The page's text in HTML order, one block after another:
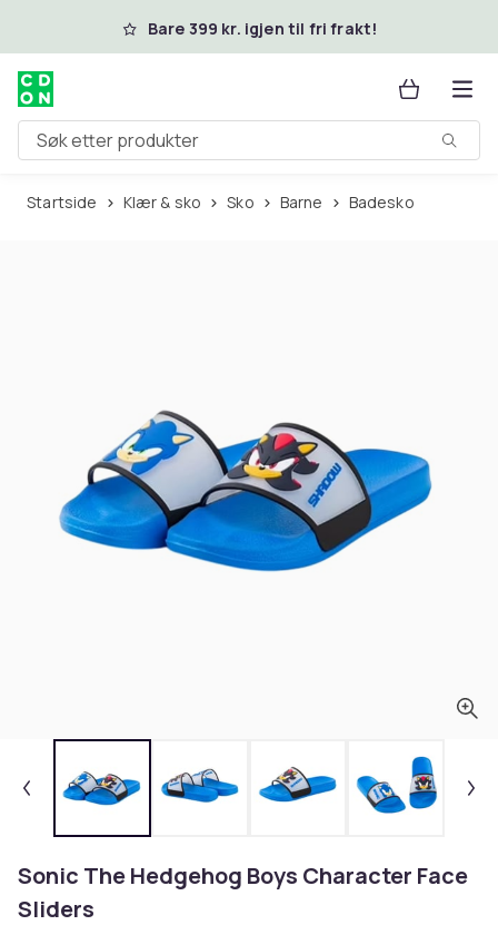
Hopp til hovedinnholdBare 399 kr. igjen til fri frakt!
Søk etter produkter
Startside Klær & sko Sko Barne Badesko
Sonic The Hedgehog Boys Character Face
Sliders